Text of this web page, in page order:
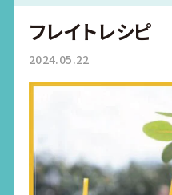
フレイトレシピ
2024.05.22